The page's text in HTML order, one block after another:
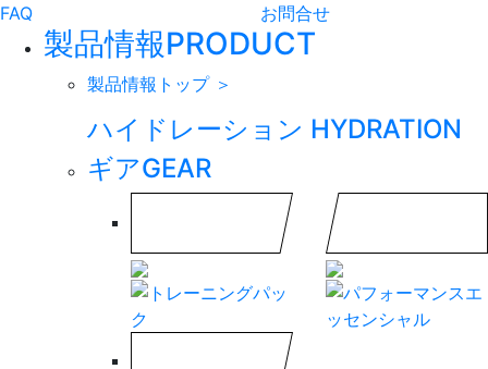
FAQ
お問合せ
製品情報PRODUCT
製品情報トップ ＞
ハイドレーション HYDRATION
ギアGEAR